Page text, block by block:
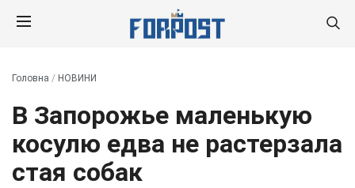
Головна / НОВИНИ
В Запорожье маленькую
косулю едва не растерзала
стая собак